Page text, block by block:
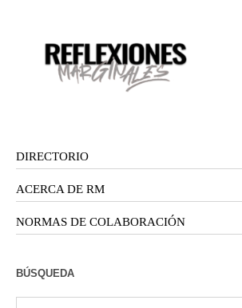
DIRECTORIO
ACERCA DE RM
NORMAS DE COLABORACIÓN
BÚSQUEDA